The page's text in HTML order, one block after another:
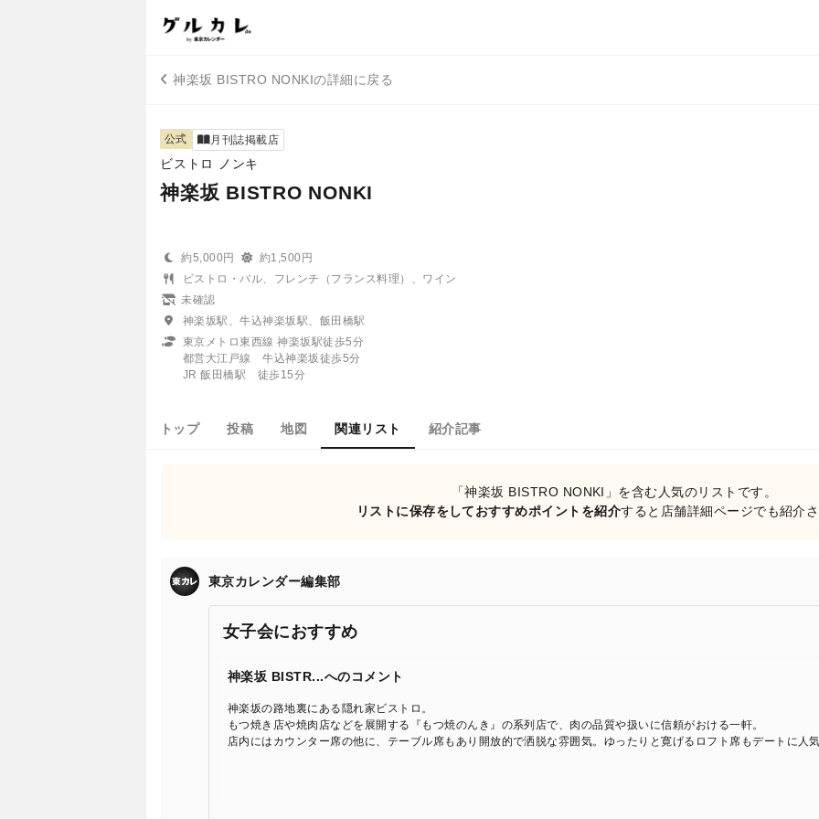
神楽坂 BISTRO NONKIの詳細に戻る
公式 月刊誌掲載店
ビストロ ノンキ
神楽坂 BISTRO NONKI
約5,000円
約1,500円
ビストロ・バル、フレンチ（フランス料理）、ワイン
未確認
神楽坂駅、牛込神楽坂駅、飯田橋駅
東京メトロ東西線 神楽坂駅徒歩5分
都営大江戸線 牛込神楽坂徒歩5分
JR 飯田橋駅 徒歩15分
トップ 投稿 地図 関連リスト 紹介記事
「神楽坂 BISTRO NONKI」を含む人気のリストです。
リストに保存をしておすすめポイントを紹介すると店舗詳細ページでも紹介
東京カレンダー編集部
女子会におすすめ
神楽坂 BISTR...へのコメント
神楽坂の路地裏にある隠れ家ビストロ。
もつ焼き店や焼肉店などを展開する『もつ焼のんき』の系列店で、肉の品質や扱いに信頼がおける一軒。
店内にはカウンター席の他に、テーブル席もあり開放的で洒脱な雰囲気。ゆったりと寛げるロフト席もデートに人